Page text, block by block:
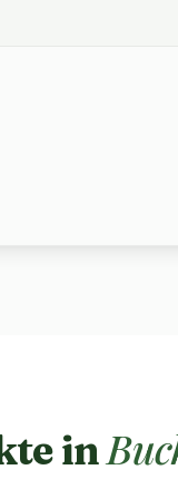
in